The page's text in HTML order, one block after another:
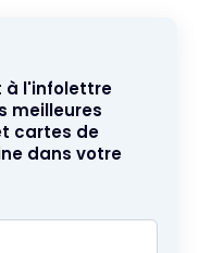
à l'infolettre
meilleures
cartes de
dans votre